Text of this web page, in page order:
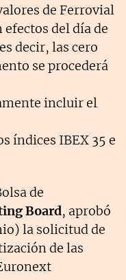
de Ferrovial
efectos del día de
decir, las cero
se procederá
incluir el
índices IBEX 35 e
de
Board, aprobó
la solicitud de
de las